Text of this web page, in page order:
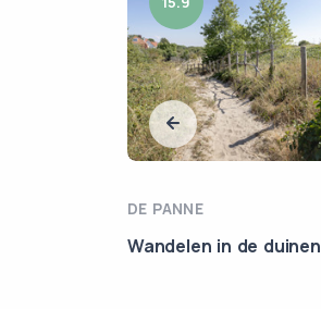
DE PANNE
Wandelen in de duinen